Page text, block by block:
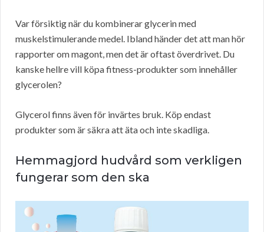
Var försiktig när du kombinerar glycerin med
muskelstimulerande medel. Ibland händer det att man hör
rapporter om magont, men det är oftast överdrivet. Du
kanske hellre vill köpa fitness-produkter som innehåller
glycerolen?
Glycerol finns även för invärtes bruk. Köp endast
produkter som är säkra att äta och inte skadliga.
Hemmagjord hudvård som verkligen
fungerar som den ska